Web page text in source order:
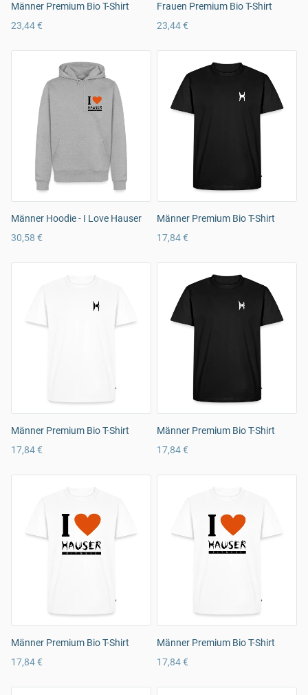
Männer Premium Bio T-Shirt
23,44 €
Frauen Premium Bio T-Shirt
23,44 €
Männer Hoodie - I Love Hauser
30,58 €
Männer Premium Bio T-Shirt
17,84 €
Männer Premium Bio T-Shirt
17,84 €
Männer Premium Bio T-Shirt
17,84 €
Männer Premium Bio T-Shirt
17,84 €
Männer Premium Bio T-Shirt
17,84 €